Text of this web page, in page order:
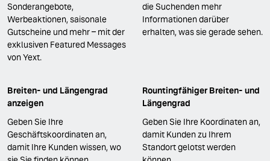
Sonderangebote,
Werbeaktionen, saisonale
Gutscheine und mehr – mit der
exklusiven Featured Messages
von Yext.
die Suchenden mehr
Informationen darüber
erhalten, was sie gerade sehen.
Breiten- und Längengrad
anzeigen
Geben Sie Ihre
Geschäftskoordinaten an,
damit Ihre Kunden wissen, wo
Rountingfähiger Breiten- und
Längengrad
Geben Sie Ihre Koordinaten an,
damit Kunden zu Ihrem
Standort gelotst werden